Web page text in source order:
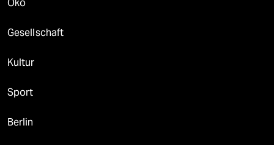
Öko
Gesellschaft
Kultur
Sport
Berlin